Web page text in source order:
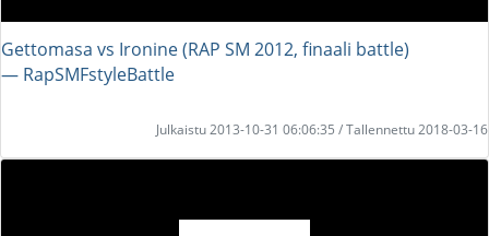
Gettomasa vs Ironine (RAP SM 2012, finaali battle)
― RapSMFstyleBattle
Julkaistu 2013-10-31 06:06:35 / Tallennettu 2018-03-16